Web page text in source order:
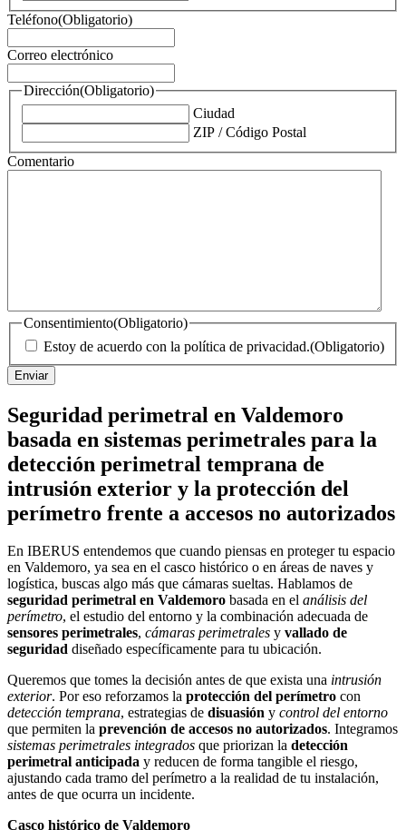
Teléfono(Obligatorio)
Correo electrónico
Dirección(Obligatorio)
Ciudad
ZIP / Código Postal
Comentario
Consentimiento(Obligatorio)
Estoy de acuerdo con la política de privacidad.(Obligatorio)
Seguridad perimetral en Valdemoro
basada en sistemas perimetrales para la
detección perimetral temprana de
intrusión exterior y la protección del
perímetro frente a accesos no autorizados
En IBERUS entendemos que cuando piensas en proteger tu espacio
en Valdemoro, ya sea en el casco histórico o en áreas de naves y
logística, buscas algo más que cámaras sueltas. Hablamos de
seguridad perimetral en Valdemoro basada en el análisis del
perímetro, el estudio del entorno y la combinación adecuada de
sensores perimetrales, cámaras perimetrales y vallado de
seguridad diseñado específicamente para tu ubicación.
Queremos que tomes la decisión antes de que exista una intrusión
exterior. Por eso reforzamos la protección del perímetro con
detección temprana, estrategias de disuasión y control del entorno
que permiten la prevención de accesos no autorizados. Integramos
sistemas perimetrales integrados que priorizan la detección
perimetral anticipada y reducen de forma tangible el riesgo,
ajustando cada tramo del perímetro a la realidad de tu instalación,
antes de que ocurra un incidente.
Casco histórico de Valdemoro